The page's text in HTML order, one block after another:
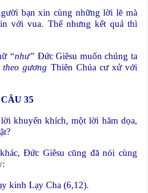
bạn xin cùng những lời lẽ mà
với vua. Thế nhưng kết quả thì
“như” Đức Giêsu muốn chúng ta
theo gương Thiên Chúa cư xử với
35
khuyến khích, một lời hăm dọa,
Đức Giêsu cũng đã nói cùng
Lạy Cha (6,12).